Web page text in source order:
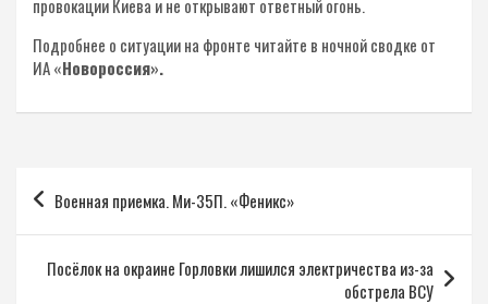
провокации Киева и не открывают ответный огонь.
Подробнее о ситуации на фронте читайте в ночной сводке от
ИА «Новороссия».
Навигация
по
записям
Военная приемка. Ми-35П. «Феникс»
Посёлок на окраине Горловки лишился электричества из-за
обстрела ВСУ